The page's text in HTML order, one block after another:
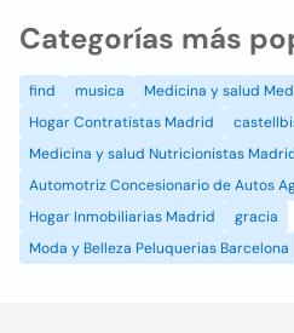
Categorías más
find musica
Medicina y salud
Hogar Contratistas Madrid
Medicina y salud Nutricionistas
Automotriz Concesionario de Autos
Hogar Inmobiliarias Madrid
gracia
Moda y Belleza Peluquerias Barcelona